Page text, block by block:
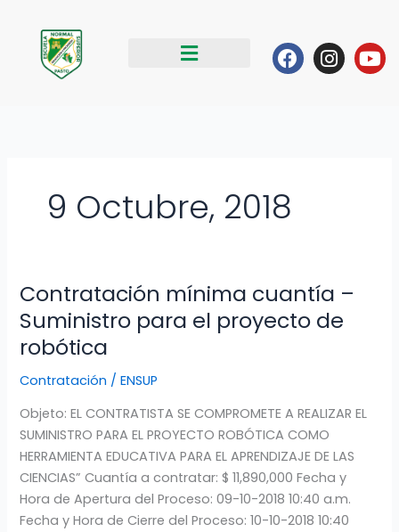
contenido
Facebook
9 Octubre, 2018
Contratación mínima cuantía –
Suministro para el proyecto de
robótica
Contratación /ENSUP
Objeto: EL CONTRATISTA SE COMPROMETE A REALIZAR EL
SUMINISTRO PARA EL PROYECTO ROBÓTICA COMO
HERRAMIENTA EDUCATIVA PARA EL APRENDIZAJE DE LAS
CIENCIAS” Cuantía a contratar: $ 11,890,000 Fecha y
Hora de Apertura del Proceso: 09-10-2018 10:40 a.m.
Fecha y Hora de Cierre del Proceso: 10-10-2018 10:40
Contratación
mínima
cuantía
–
Suministro
el
proyecto
de
robótica